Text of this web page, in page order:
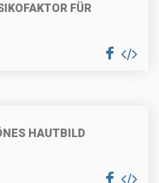
FÜR
HAUTBILD